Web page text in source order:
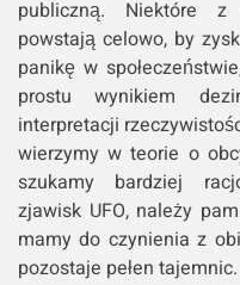
publiczną. Niektóre
powstają celowo, by
panikę w
prostu wynikiem
interpretacji
wierzymy w teorie o
szukamy bardziej
zjawisk UFO, należy
mamy do czynienia z
pozostaje pełen tajemnic.